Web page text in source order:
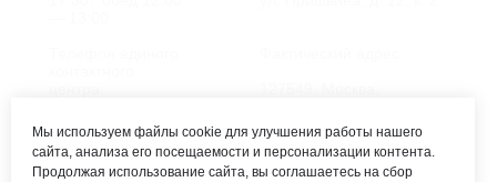
Почта:
Электронный каталог:
Мы используем файлы cookie для улучшения работы нашего
сайта, анализа его посещаемости и персонализации контента.
Продолжая использование сайта, вы соглашаетесь на сбор